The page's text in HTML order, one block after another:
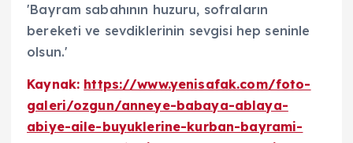
'Bayram sabahının huzuru, sofraların
bereketi ve sevdiklerinin sevgisi hep seninle
olsun.'
Kaynak: https://www.yenisafak.com/foto-
galeri/ozgun/anneye-babaya-ablaya-
abiye-aile-buyuklerine-kurban-bayrami-